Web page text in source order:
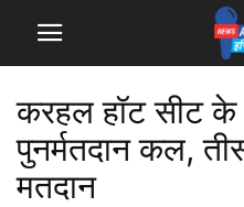
करहल हॉट सीट
पुनर्मतदान कल,
मतदान